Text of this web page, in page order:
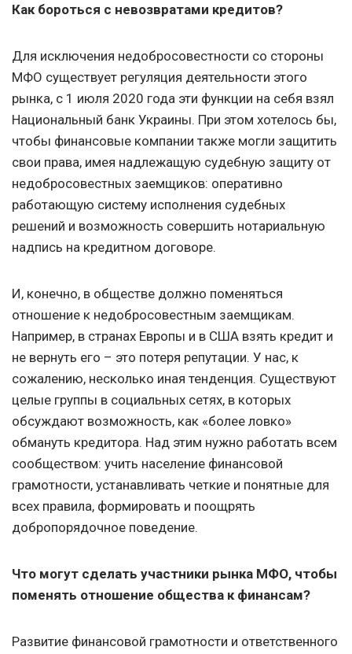
Как бороться с невозвратами кредитов?
Для исключения недобросовестности со стороны
МФО существует регуляция деятельности этого
рынка, с 1 июля 2020 года эти функции на себя взял
Национальный банк Украины. При этом хотелось бы,
чтобы финансовые компании также могли защитить
свои права, имея надлежащую судебную защиту от
недобросовестных заемщиков: оперативно
работающую систему исполнения судебных
решений и возможность совершить нотариальную
надпись на кредитном договоре.
И, конечно, в обществе должно поменяться
отношение к недобросовестным заемщикам.
Например, в странах Европы и в США взять кредит и
не вернуть его – это потеря репутации. У нас, к
сожалению, несколько иная тенденция. Существуют
целые группы в социальных сетях, в которых
обсуждают возможность, как «более ловко»
обмануть кредитора. Над этим нужно работать всем
сообществом: учить население финансовой
грамотности, устанавливать четкие и понятные для
всех правила, формировать и поощрять
добропорядочное поведение.
Что могут сделать участники рынка МФО, чтобы
поменять отношение общества к финансам?
Развитие финансовой грамотности и ответственного